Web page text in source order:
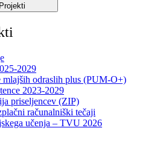
2029
mlajših odraslih plus (PUM-O+)
2023-2029
priseljencev (ZIP)
računalniški tečaji
učenja – TVU 2026